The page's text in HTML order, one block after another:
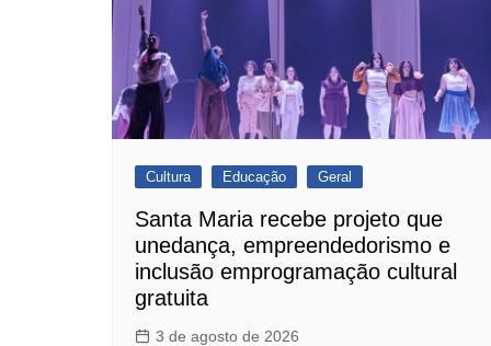
Cultura Educação Geral
Santa Maria recebe projeto que
unedança, empreendedorismo e
inclusão emprogramação cultural
gratuita
3 de agosto de 2026